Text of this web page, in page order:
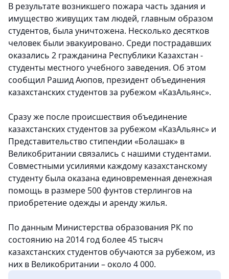
В результате возникшего пожара часть здания и
имущество живущих там людей, главным образом
студентов, была уничтожена. Несколько десятков
человек были эвакуировано. Среди пострадавших
оказались 2 гражданина Республики Казахстан -
студенты местного учебного заведения. Об этом
сообщил Рашид Аюпов, президент объединения
казахстанских студентов за рубежом «КазАльянс».
Сразу же после происшествия объединение
казахстанских студентов за рубежом «КазАльянс» и
Представительство стипендии «Болашак» в
Великобритании связались с нашими студентами.
Совместными усилиями каждому казахстанскому
студенту была оказана единовременная денежная
помощь в размере 500 фунтов стерлингов на
приобретение одежды и аренду жилья.
По данным Министерства образования РК по
состоянию на 2014 год более 45 тысяч
казахстанских студентов обучаются за рубежом, из
них в Великобритании – около 4 000.